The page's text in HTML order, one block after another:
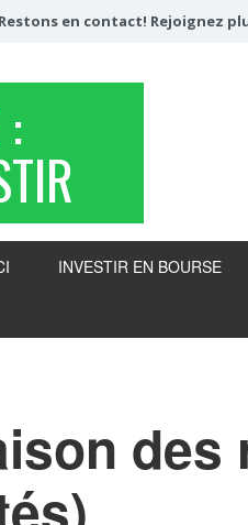
Restons en contact! Rejoignez
:
INVESTIR EN BOURSE